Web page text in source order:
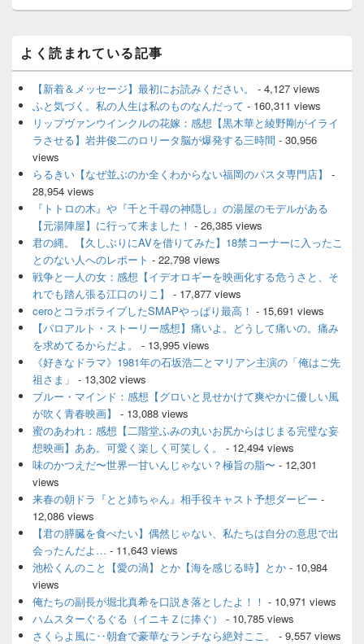
ン
サ
イ
バ
ィ
ェ
エ
ア
よく読まれている記事
【新着＆メッセージ】最初にお読みください。
- 4,127 views
ふと気づく。私の人生は私のものなんだって - 160,311 views
リップヴァンウインクルの花嫁：感想【黒木華と綾野剛がイライ
ラさせる】岩井俊二のロリータ脳が爆発する三時間 - 30,956
views
らるきい【なぜ並ぶのか全くわからない福岡のパスタ専門店】
-
28,954 views
『トトロの木』や『千と千尋の神隠し』の湯屋のモデルがある
【元湯陣屋】に行って来ました！ - 26,385 views
君の縄。【久しぶりにAVを借りてみた】18禁コーナーに入ったこ
とのない人へのレポート - 22,798 views
戦争と一人の女：感想【イデオロギーを映画化する危うさと、そ
れでも踏ん張る江口のりこ】
- 17,877 views
ceroとコラボライブしたSMAPやっぱり最高！ - 15,691 views
【パロアルト・ストーリー感想】痛いよ。どうして痛いの。痛み
を求めてるからだよ。
- 13,995 views
《好きなドラマ》1981年の石坂浩二とマリアン主演の「俺はご先
祖さま」 - 13,302 views
ブルー・マインド：感想【グロいと見せかけて爽やかに優しい風
が吹く青春映画】
- 13,088 views
蜜のあわれ：感想【二階堂ふみの丸いお尻からはじまる完璧な妄
想映画】ああ。可愛く楽しく可笑しく。
- 12,494 views
味のかつえだ〜世界一甘いんじゃない？極旨の脂〜 - 12,301
views
来春の朝ドラ『とと姉ちゃん』相手役キャスト予想ダービー -
12,086 views
【君の膵臓を食べたい】偶然じゃない、私たちは自分の意思で出
会ったんだよ… - 11,643 views
池松くんのこと【愛の渦】とか【海を感じる時】とか - 10,984
views
俺たちの副長が堀北真希を口説き落としたよ！！ - 10,971 views
ハムスターぐるぐる（イニキＺに捧ぐ）
- 10,785 views
さくらよ風に‥朝倉で豪華なランチなら絶対ここ。
- 9,557 views